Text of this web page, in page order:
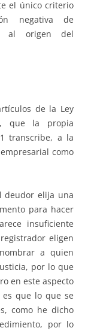
el único criterio
negativa de
al origen del
de la Ley
que la propia
transcribe, a la
como
deudor elija una
para hacer
insuficiente
eligen
a quien
por lo que
en este aspecto
que lo que se
como he dicho
por lo